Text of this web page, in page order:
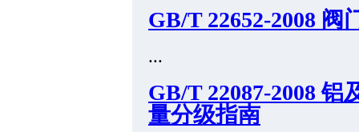
GB/T 22652-2008
...
GB/T 22087-2008
量分级指南